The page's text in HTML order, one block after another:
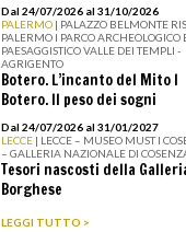
Dal 24/07/2026 al 31/10/2026
PALERMO | PALAZZO BELMONTE
PALERMO I PARCO ARCHEOLOGICO
PAESAGGISTICO VALLE DEI TEMPLI -
AGRIGENTO
Botero. L’incanto del Mito I
Botero. Il peso dei sogni
Dal 24/07/2026 al 31/01/2027
LECCE | LECCE – MUSEO MUST I
– GALLERIA NAZIONALE DI
Tesori nascosti della
Borghese
LEGGI TUTTO >